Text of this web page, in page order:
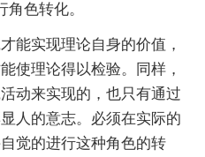
色转化。
能实现理论自身的价值，
使理论得以检验。同样，
动来实现的，也只有通过
人的意志。必须在实际的
觉的进行这种角色的转